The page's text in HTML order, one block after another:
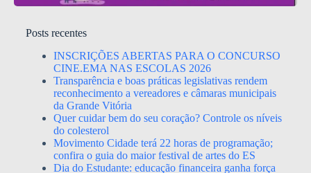
Posts recentes
INSCRIÇÕES ABERTAS PARA O CONCURSO
CINE.EMA NAS ESCOLAS 2026
Transparência e boas práticas legislativas rendem
reconhecimento a vereadores e câmaras municipais
da Grande Vitória
Quer cuidar bem do seu coração? Controle os níveis
do colesterol
Movimento Cidade terá 22 horas de programação;
confira o guia do maior festival de artes do ES
Dia do Estudante: educação financeira ganha força